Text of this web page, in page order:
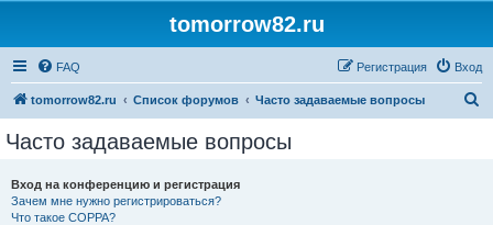
tomorrow82.ru
FAQ Вход
Регистрация
tomorrow82.ru Список форумов Часто задаваемые вопросы
Часто задаваемые вопросы
Вход на конференцию и регистрация
Зачем мне нужно регистрироваться?
Что такое COPPA?